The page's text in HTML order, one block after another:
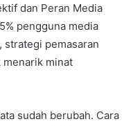
dan Peran Media
pengguna media
strategi pemasaran
minat
sudah berubah. Cara